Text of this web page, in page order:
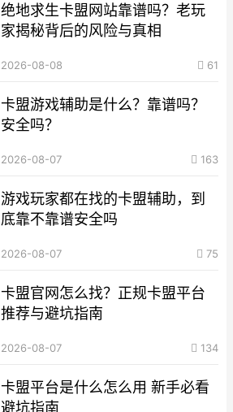
绝地求生卡盟网站靠谱吗？老玩
家揭秘背后的风险与真相
2026-08-08 61
卡盟游戏辅助是什么？靠谱吗？
安全吗？
2026-08-07 163
游戏玩家都在找的卡盟辅助，到
底靠不靠谱安全吗
2026-08-07 75
卡盟官网怎么找？正规卡盟平台
推荐与避坑指南
2026-08-07 134
卡盟平台是什么怎么用 新手必看
避坑指南